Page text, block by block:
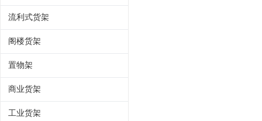
流利式货架
阁楼货架
置物架
商业货架
工业货架